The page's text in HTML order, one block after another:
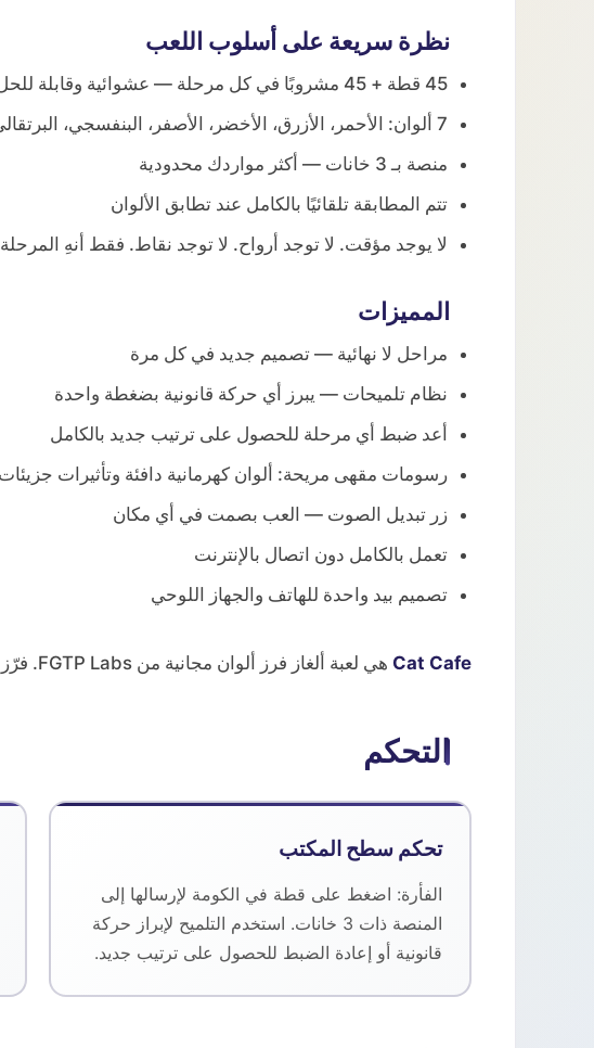
نظرة سريعة على أسلوب اللعب
45 قطة + 45 مشروبًا في كل مرحلة — عشوائية وقابلة للحل دائمًا
7 ألوان: الأحمر، الأزرق، الأخضر، الأصفر، البنفسجي، البرتقالي والسماوي
منصة بـ 3 خانات — أكثر مواردك محدودية
تتم المطابقة تلقائيًا بالكامل عند تطابق الألوان
لا يوجد مؤقت. لا توجد أرواح. لا توجد نقاط. فقط أنهِ
المميزات
مراحل لا نهائية — تصميم جديد في كل مرة
نظام تلميحات — يبرز أي حركة قانونية بضغطة واحدة
أعد ضبط أي مرحلة للحصول على ترتيب جديد بالكامل
رسومات مقهى مريحة: ألوان كهرمانية دافئة وتأثيرات
زر تبديل الصوت — العب بصمت في أي مكان
تعمل بالكامل دون اتصال بالإنترنت
تصميم بيد واحدة للهاتف والجهاز اللوحي
Cat Cafe هي لعبة ألغاز فرز ألوان مجانية من FGTP Labs. فرّز القطط، قدّم المشروبات، واستمتع بالراحة.
التحكم
تحكم سطح المكتب
الفأرة: اضغط على قطة في الكومة لإرسالها إلى
المنصة ذات 3 خانات. استخدم التلميح لإبراز حركة
قانونية أو إعادة الضبط للحصول على ترتيب جديد.